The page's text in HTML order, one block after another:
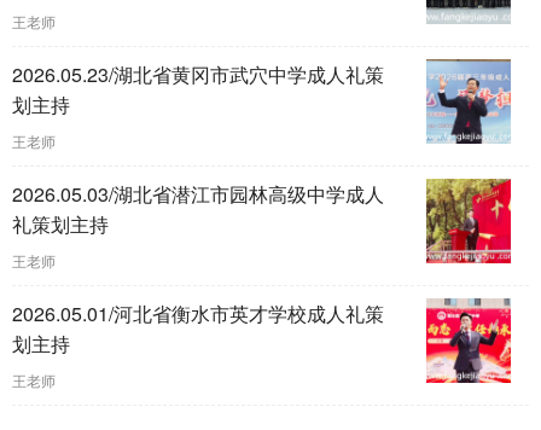
王老师
2026.05.23/湖北省黄冈市武穴中学成人礼策
划主持
王老师
2026.05.03/湖北省潜江市园林高级中学成人
礼策划主持
王老师
2026.05.01/河北省衡水市英才学校成人礼策
划主持
王老师